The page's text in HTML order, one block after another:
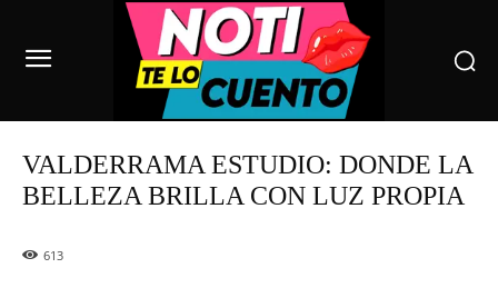
VALDERRAMA ESTUDIO: DONDE LA
BELLEZA BRILLA CON LUZ PROPIA
613